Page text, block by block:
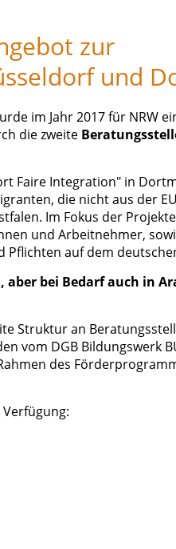
zur
und
im Jahr 2017 für NRW
die zweite
Faire Integration" in
die nicht aus der
Im Fokus der
und Arbeitnehmer,
Pflichten auf dem
bei Bedarf auch in
Struktur an
vom DGB Bildungswerk
des